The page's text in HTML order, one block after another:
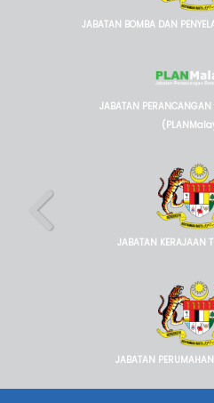
JABATAN BOMBA DAN
JABATAN
JABATAN KERAJAAN
JABATAN